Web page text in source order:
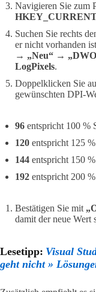
Navigieren Sie zum
Suchen Sie rechts
er nicht vorhanden
→ „Neu“ →
LogPixels.
Doppelklicken Sie
gewünschten DPI-
96 entspricht 100 %
120 entspricht 125 %
144 entspricht 150 %
192 entspricht 200 %
Bestätigen Sie mit
damit der neue Wert
Lesetipp: Visual
geht nicht »